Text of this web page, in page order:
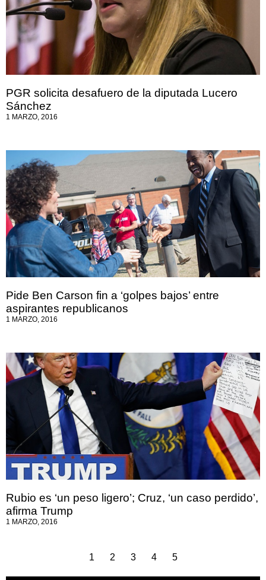
PGR solicita desafuero de la diputada Lucero
Sánchez
1 MARZO, 2016
Pide Ben Carson fin a ‘golpes bajos’ entre
aspirantes republicanos
1 MARZO, 2016
Rubio es ‘un peso ligero’; Cruz, ‘un caso perdido’,
afirma Trump
1 MARZO, 2016
1 2 3 4 5